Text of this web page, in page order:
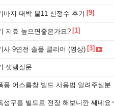
바지 대박 불11 신정수 후기 [9]
지효 높으면좋은가요? [1]
사 9연전 솔플 클리어 (영상) [3]
셋템질문
풍 어스름창 빌드 사용법 알려주실분
성구름 빌드로 전장 해보니깐 쎄네요